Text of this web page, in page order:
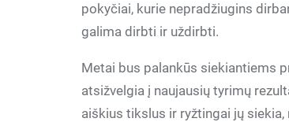
pokyčiai, kurie nepradžiugins
galima dirbti ir uždirbti.
Metai bus palankūs siekiantiems
atsižvelgia į naujausių tyrimų
aiškius tikslus ir ryžtingai jų siekia,